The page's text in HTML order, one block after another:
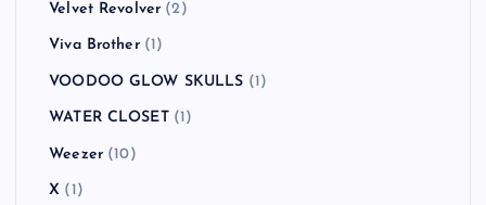
Velvet Revolver (2)
Viva Brother(1)
VOODOO GLOW SKULLS (1)
WATER CLOSET(1)
Weezer(10)
X (1)